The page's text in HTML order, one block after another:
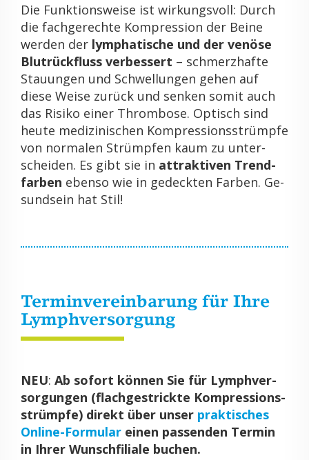
Die Funk­ti­ons­wei­se ist wir­kungs­voll: Durch
die fach­ge­rech­te Kom­pres­si­on der Beine
wer­den der lympha­ti­sche und der ve­nö­se
Blut­rück­fluss ver­bes­sert – schmerz­haf­te
Stau­un­gen und Schwel­lun­gen gehen auf
diese Weise zu­rück und sen­ken somit auch
das Ri­si­ko einer Throm­bo­se. Op­tisch sind
heute me­di­zi­ni­schen Kom­pres­si­ons­strümp­fe
von nor­ma­len Strümp­fen kaum zu un­ter­
schei­den. Es gibt sie in at­trak­ti­ven Trend­
far­ben eben­so wie in ge­deck­ten Far­ben. Ge­
sund­sein hat Stil!
Ter­min­ver­ein­ba­rung für Ihre
Lym­ph­ver­sor­gung
NEU: Ab so­fort kön­nen Sie für Lym­ph­ver­
sor­gun­gen (flach­ge­strick­te Kom­pres­si­ons­
strümp­fe) di­rekt über unser prak­ti­sches
On­line-For­mu­lar einen pas­sen­den Ter­min
in Ihrer Wunsch­fi­lia­le bu­chen.